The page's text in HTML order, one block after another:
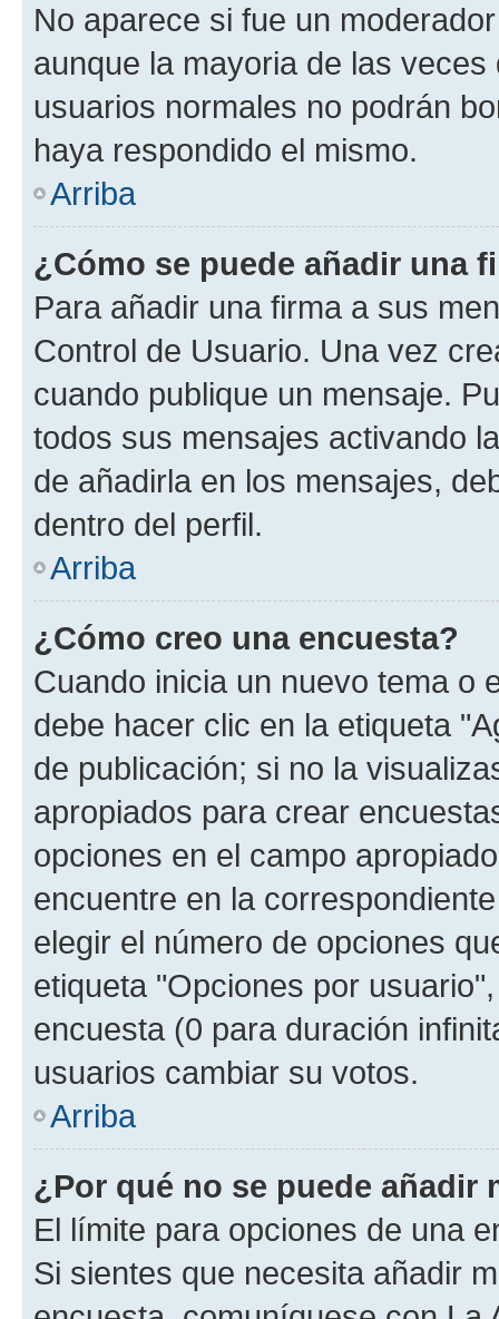
No aparece si fue un
aunque la mayoria de las
usuarios normales no podrán
haya respondido el mismo.
Arriba
¿Cómo se puede añadir una
Para añadir una firma a sus
Control de Usuario. Una vez
cuando publique un mensaje.
todos sus mensajes activando
de añadirla en los mensajes,
dentro del perfil.
Arriba
¿Cómo creo una encuesta?
Cuando inicia un nuevo tema o
debe hacer clic en la etiqueta
de publicación; si no la
apropiados para crear
opciones en el campo
encuentre en la
elegir el número de opciones
etiqueta "Opciones por
encuesta (0 para duración
usuarios cambiar su votos.
Arriba
¿Por qué no se puede añadir
El límite para opciones de una
Si sientes que necesita añadir